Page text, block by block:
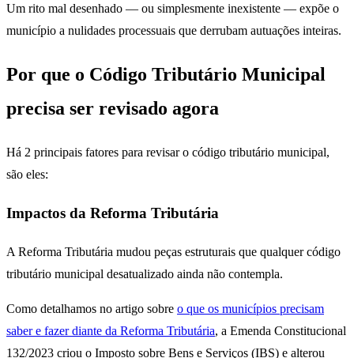
Um rito mal desenhado — ou simplesmente inexistente — expõe o
município a nulidades processuais que derrubam autuações inteiras.
Por que o Código Tributário Municipal
precisa ser revisado agora
Há 2 principais fatores para revisar o código tributário municipal,
são eles:
Impactos da Reforma Tributária
A Reforma Tributária mudou peças estruturais que qualquer código
tributário municipal desatualizado ainda não contempla.
Como detalhamos no artigo sobre o que os municípios precisam
saber e fazer diante da Reforma Tributária, a Emenda Constitucional
132/2023 criou o Imposto sobre Bens e Serviços (IBS) e alterou